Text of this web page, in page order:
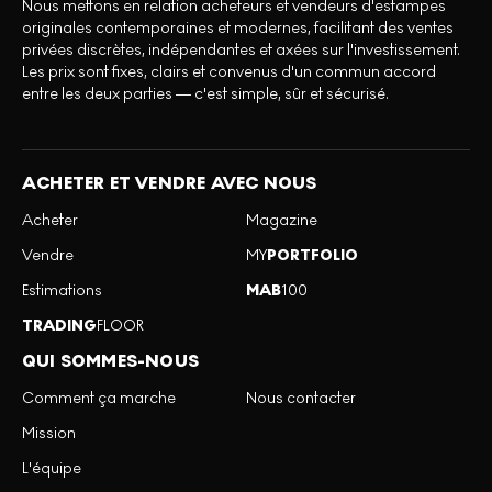
Nous mettons en relation acheteurs et vendeurs d'estampes
originales contemporaines et modernes, facilitant des ventes
privées discrètes, indépendantes et axées sur l'investissement.
Les prix sont fixes, clairs et convenus d'un commun accord
entre les deux parties — c'est simple, sûr et sécurisé.
ACHETER ET VENDRE AVEC NOUS
Acheter
Vendre
Estimations
TRADINGFLOOR
Magazine
MYPORTFOLIO
MAB100
QUI SOMMES-NOUS
Comment ça marche
Mission
L'équipe
Nous contacter